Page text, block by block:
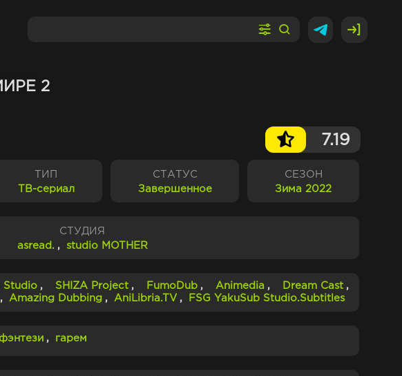
2
7.19
ТИП
ТВ-сериал
СТАТУС
Завершенное
СЕЗОН
Зима 2022
СТУДИЯ
asread. , studio MOTHER
Studio , SHIZA Project , FumoDub , Animedia , Dream Cast ,
, Amazing Dubbing , AniLibria.TV , FSG YakuSub Studio.Subtitles
фэнтези , гарем